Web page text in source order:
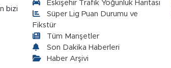
bizi
Eskişehir Trafik Yoğunluk Haritası
Süper Lig Puan Durumu ve
Fikstür
Tüm Manşetler
Son Dakika Haberleri
Haber Arşivi